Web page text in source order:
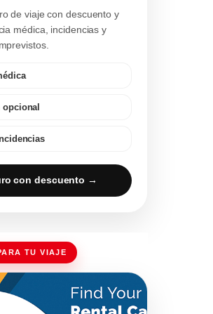
de viaje con descuento y
médica, incidencias y
con descuento →
TU VIAJE